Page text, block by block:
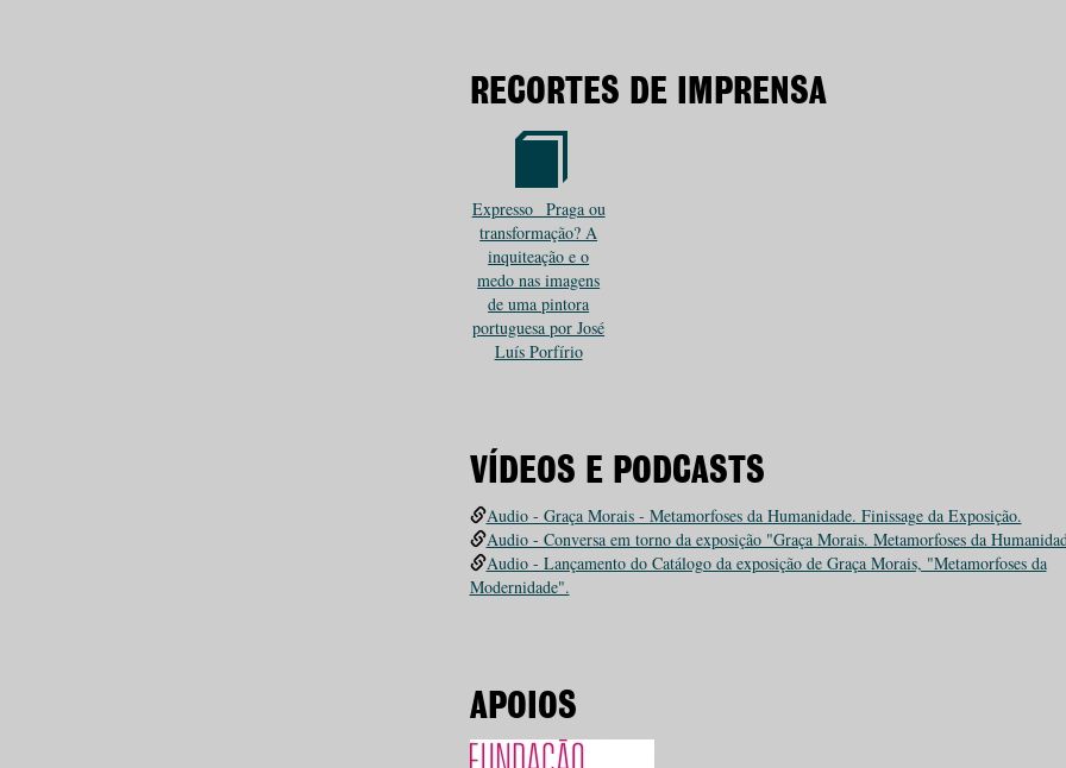
RECORTES DE IMPRENSA
Expresso_ Praga ou
transformação? A
inquiteação e o
medo nas imagens
de uma pintora
portuguesa por José
Luís Porfírio
VÍDEOS E PODCASTS
Audio - Graça Morais - Metamorfoses da Humanidade. Finissage da Exposição.
Audio - Conversa em torno da exposição "Graça Morais. Metamorfoses da
Audio - Lançamento do Catálogo da exposição de Graça Morais, "Metamorfoses da
Modernidade".
APOIOS